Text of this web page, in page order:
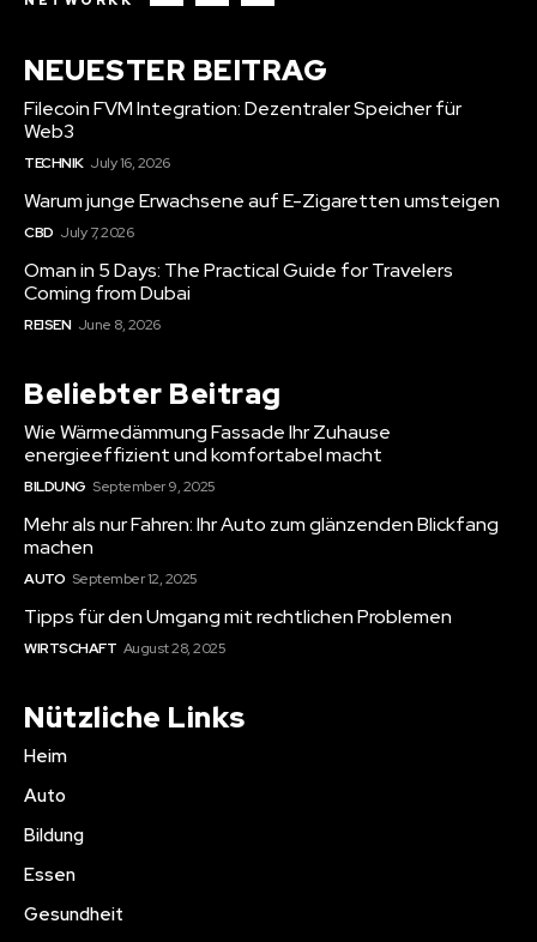
NEUESTER BEITRAG
Filecoin FVM Integration: Dezentraler Speicher für
Web3
TECHNIK July 16, 2026
Warum junge Erwachsene auf E-Zigaretten umsteigen
CBD July 7, 2026
Oman in 5 Days: The Practical Guide for Travelers
Coming from Dubai
REISEN June 8, 2026
Beliebter Beitrag
Wie Wärmedämmung Fassade Ihr Zuhause
energieeffizient und komfortabel macht
BILDUNG September 9, 2025
Mehr als nur Fahren: Ihr Auto zum glänzenden Blickfang
machen
AUTO September 12, 2025
Tipps für den Umgang mit rechtlichen Problemen
WIRTSCHAFT August 28, 2025
Nützliche Links
Heim
Auto
Bildung
Essen
Gesundheit